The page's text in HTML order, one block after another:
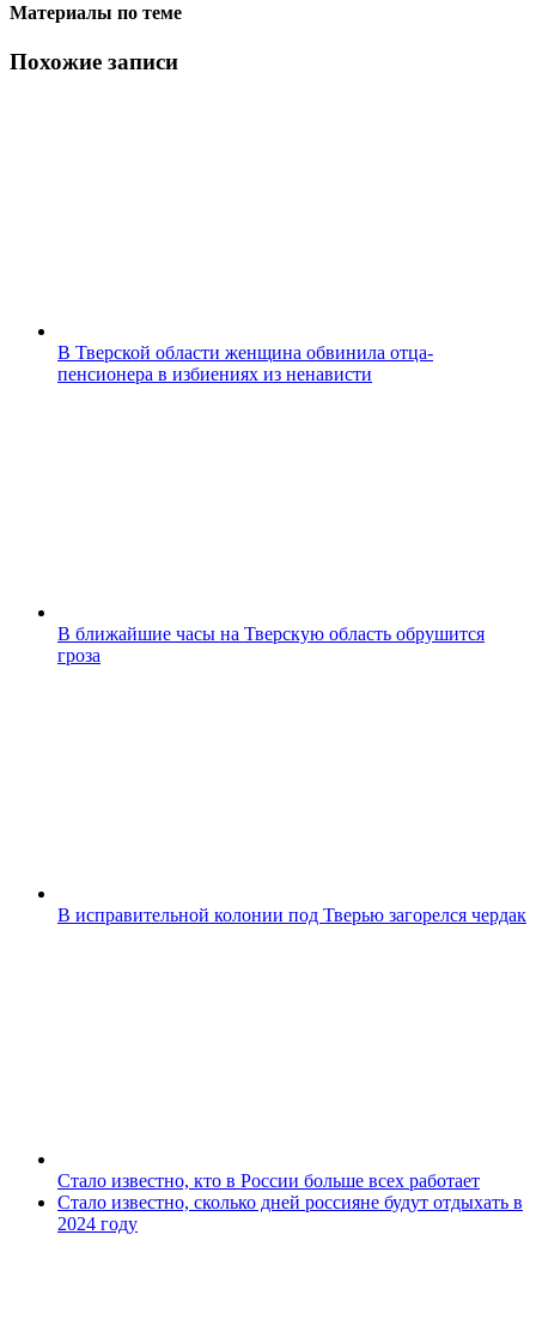
Материалы по теме
Похожие записи
В Тверской области женщина обвинила отца-
пенсионера в избиениях из ненависти
В ближайшие часы на Тверскую область обрушится
гроза
В исправительной колонии под Тверью загорелся чердак
Стало известно, кто в России больше всех работает
Стало известно, сколько дней россияне будут отдыхать в
2024 году